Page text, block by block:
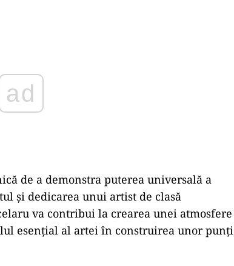
ad
de a demonstra puterea universală a
și dedicarea unui artist de clasă
va contribui la crearea unei atmosfere
esențial al artei în construirea unor punți